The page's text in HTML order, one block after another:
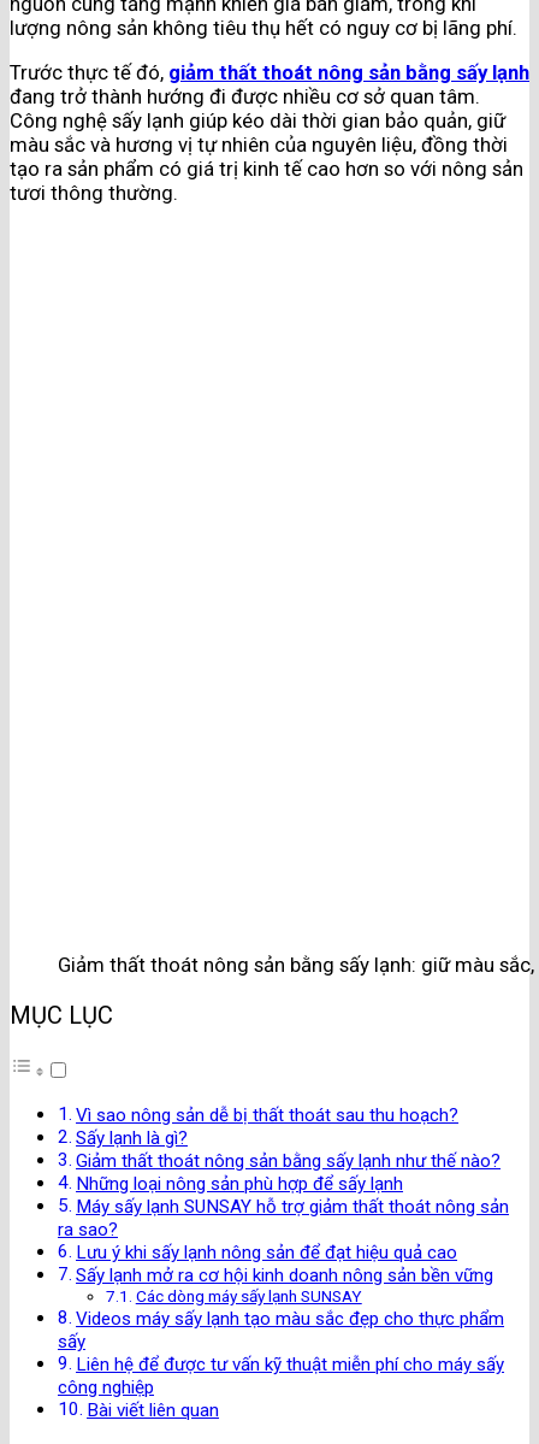
lượng nông sản không tiêu thụ hết có nguy cơ bị lãng phí.
Trước thực tế đó, giảm thất thoát nông sản bằng sấy lạnh
đang trở thành hướng đi được nhiều cơ sở quan tâm.
Công nghệ sấy lạnh giúp kéo dài thời gian bảo quản, giữ
màu sắc và hương vị tự nhiên của nguyên liệu, đồng thời
tạo ra sản phẩm có giá trị kinh tế cao hơn so với nông sản
tươi thông thường.
Giảm thất thoát nông sản bằng sấy lạnh: giữ màu
MỤC LỤC
Vì sao nông sản dễ bị thất thoát sau thu hoạch?
Sấy lạnh là gì?
Giảm thất thoát nông sản bằng sấy lạnh như thế nào?
Những loại nông sản phù hợp để sấy lạnh
Máy sấy lạnh SUNSAY hỗ trợ giảm thất thoát nông sản
ra sao?
Lưu ý khi sấy lạnh nông sản để đạt hiệu quả cao
Sấy lạnh mở ra cơ hội kinh doanh nông sản bền vững
Các dòng máy sấy lạnh SUNSAY
Videos máy sấy lạnh tạo màu sắc đẹp cho thực phẩm
sấy
Liên hệ để được tư vấn kỹ thuật miễn phí cho máy sấy
công nghiệp
Bài viết liên quan